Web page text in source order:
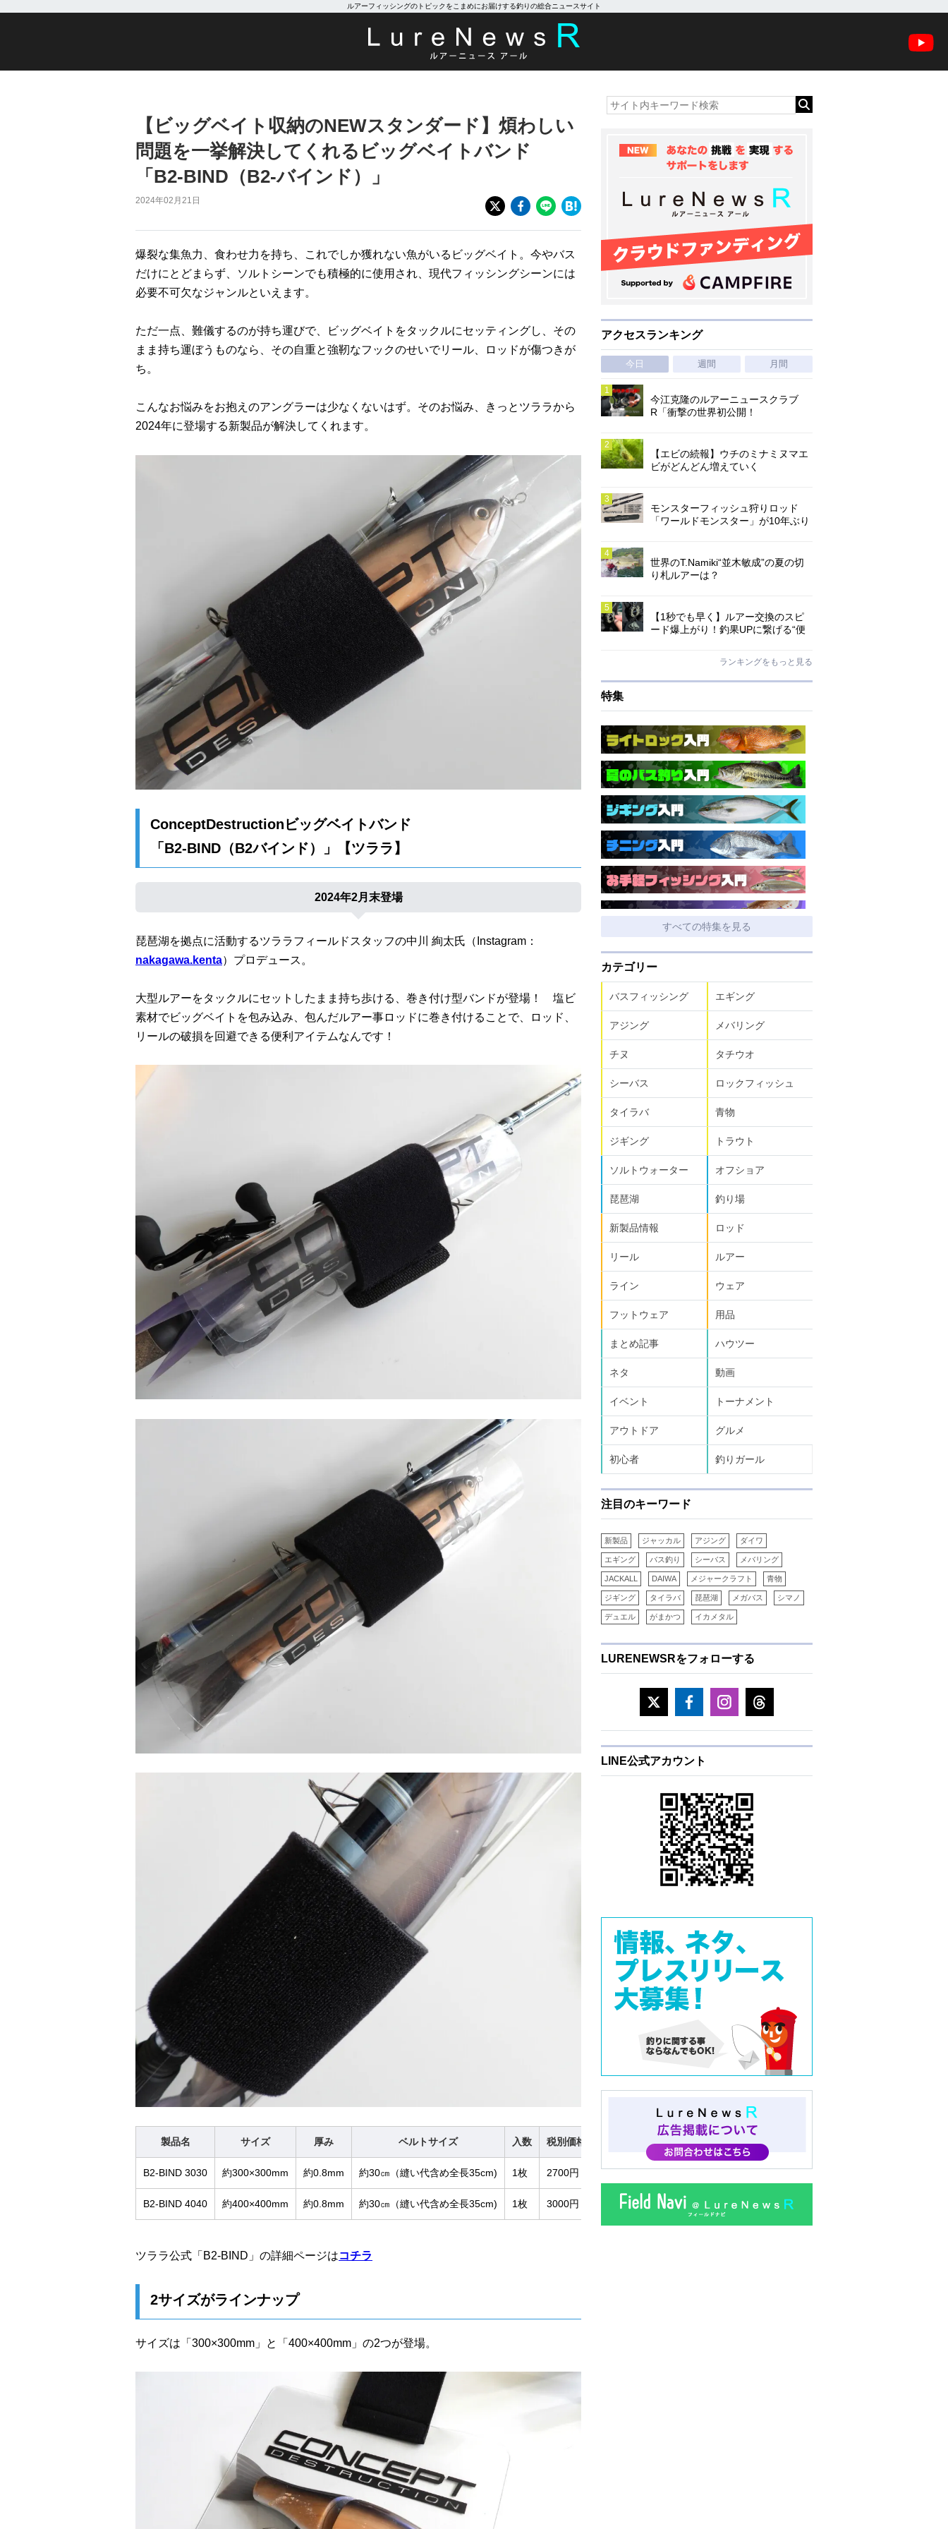
ルアーフィッシングのトピックをこまめにお届けする釣りの総合ニュースサイト
【ビッグベイト収納のNEWスタンダード】煩わしい
問題を一挙解決してくれるビッグベイトバンド
「B2-BIND（B2-バインド）」
2024年02月21日
爆裂な集魚力、食わせ力を持ち、これでしか獲れない魚がいるビッグベイト。今やバス
だけにとどまらず、ソルトシーンでも積極的に使用され、現代フィッシングシーンには
必要不可欠なジャンルといえます。
ただ一点、難儀するのが持ち運びで、ビッグベイトをタックルにセッティングし、その
まま持ち運ぼうものなら、その自重と強靭なフックのせいでリール、ロッドが傷つきが
ち。
こんなお悩みをお抱えのアングラーは少なくないはず。そのお悩み、きっとツララから
2024年に登場する新製品が解決してくれます。
ConceptDestructionビッグベイトバンド
「B2-BIND（B2バインド）」【ツララ】
2024年2月末登場
琵琶湖を拠点に活動するツララフィールドスタッフの中川 絢太氏（Instagram：
nakagawa.kenta）プロデュース。
大型ルアーをタックルにセットしたまま持ち歩ける、巻き付け型バンドが登場！ 塩ビ
素材でビッグベイトを包み込み、包んだルアー事ロッドに巻き付けることで、ロッド、
リールの破損を回避できる便利アイテムなんです！
製品名 サイズ 厚み ベルトサイズ 入数 税別価格
B2-BIND 3030 約300×300mm 約0.8mm 約30㎝（縫い代含め全長35cm) 1枚 2700円
B2-BIND 4040 約400×400mm 約0.8mm 約30㎝（縫い代含め全長35cm) 1枚 3000円
ツララ公式「B2-BIND」の詳細ページはコチラ
2サイズがラインナップ
サイズは「300×300mm」と「400×400mm」の2つが登場。
アクセスランキング
今日 週間 月間
今江克隆のルアーニュースクラブ
R「衝撃の世界初公開！
【エビの続報】ウチのミナミヌマエ
ビがどんどん増えていく
モンスターフィッシュ狩りロッド
「ワールドモンスター」が10年ぶり
世界のT.Namiki“並木敏成”の夏の切
り札ルアーは？
【1秒でも早く】ルアー交換のスピ
ード爆上がり！釣果UPに繋げる“便
ランキングをもっと見る
特集
すべての特集を見る
カテゴリー
バスフィッシング エギング
アジング メバリング
チヌ タチウオ
シーバス ロックフィッシュ
タイラバ 青物
ジギング トラウト
ソルトウォーター オフショア
琵琶湖 釣り場
新製品情報 ロッド
リール ルアー
ライン ウェア
フットウェア 用品
まとめ記事 ハウツー
ネタ 動画
イベント トーナメント
アウトドア グルメ
初心者 釣りガール
注目のキーワード
新製品 ジャッカル アジング ダイワ
エギング バス釣り シーバス メバリング
JACKALL DAIWA メジャークラフト 青物
ジギング タイラバ 琵琶湖 メガバス シマノ
デュエル がまかつ イカメタル
LURENEWSRをフォローする
LINE公式アカウント